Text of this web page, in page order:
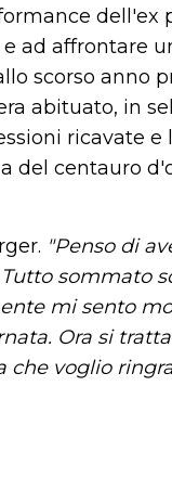
dell'ex
ad affrontare
scorso anno
abituato, in
ricavate e
del centauro
"Penso di
sommato
mi sento
Ora si
che voglio